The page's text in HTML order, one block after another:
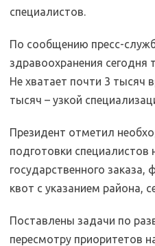
специалистов.
По сообщению пресс-
здравоохранения сегодня
Не хватает почти 3 тысяч
тысяч – узкой
Президент отметил
подготовки специалистов
государственного
квот с указанием района,
Поставлены задачи по
пересмотру приоритетов